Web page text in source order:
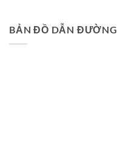
BẢN ĐỒ DẪN ĐƯỜNG